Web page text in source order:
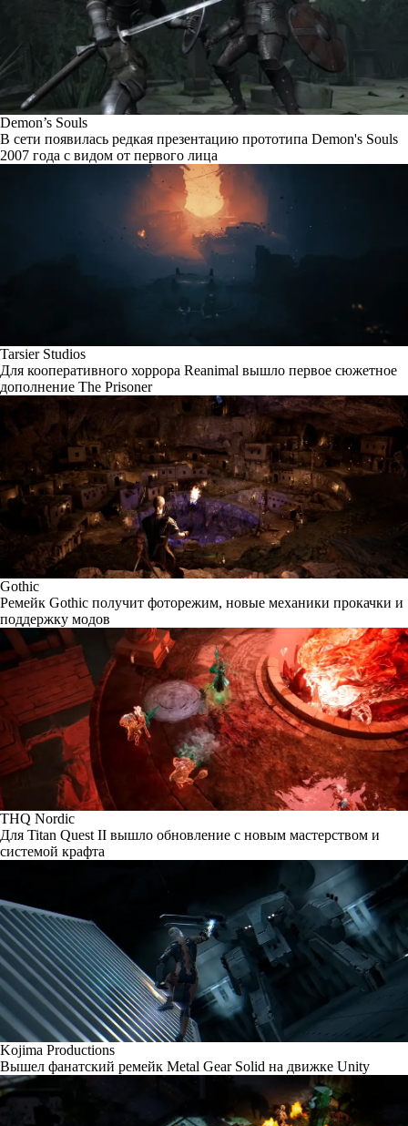
Demon’s Souls
В сети появилась редкая презентацию прототипа Demon's Souls
2007 года с видом от первого лица
Tarsier Studios
Для кооперативного хоррора Reanimal вышло первое сюжетное
дополнение The Prisoner
Gothic
Ремейк Gothic получит фоторежим, новые механики прокачки и
поддержку модов
THQ Nordic
Для Titan Quest II вышло обновление с новым мастерством и
системой крафта
Kojima Productions
Вышел фанатский ремейк Metal Gear Solid на движке Unity